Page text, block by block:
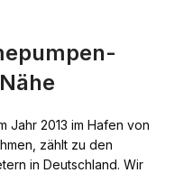
Jahr 2013 im Hafen von
zählt zu den
in Deutschland. Wir